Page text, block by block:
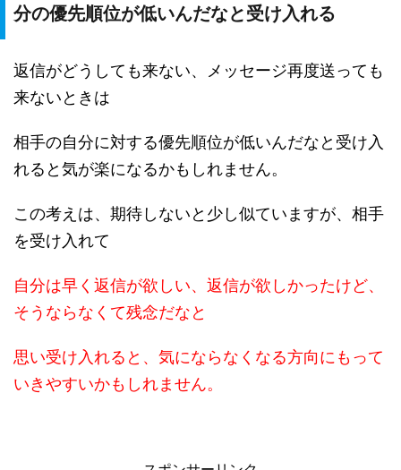
分の優先順位が低いんだなと受け入れる
返信がどうしても来ない、メッセージ再度送っても
来ないときは
相手の自分に対する優先順位が低いんだなと受け入
れると気が楽になるかもしれません。
この考えは、期待しないと少し似ていますが、相手
を受け入れて
自分は早く返信が欲しい、返信が欲しかったけど、
そうならなくて残念だなと
思い受け入れると、気にならなくなる方向にもって
いきやすいかもしれません。